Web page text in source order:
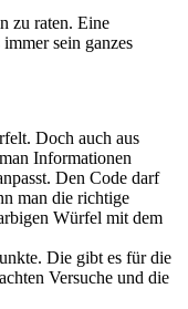
zu raten. Eine
sein ganzes
Doch auch aus
Informationen
Den Code darf
man die richtige
Würfel mit dem
Die gibt es für die
Versuche und die